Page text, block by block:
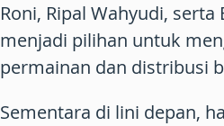
Roni, Ripal Wahyudi,
menjadi pilihan untuk
permainan dan distribusi
Sementara di lini depan,